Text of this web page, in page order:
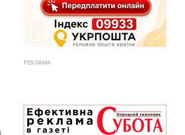
РЕКЛАМА